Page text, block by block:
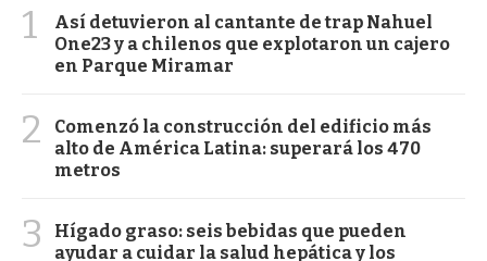
1
Así detuvieron al cantante de trap Nahuel
One23 y a chilenos que explotaron un cajero
en Parque Miramar
2
Comenzó la construcción del edificio más
alto de América Latina: superará los 470
metros
3
Hígado graso: seis bebidas que pueden
ayudar a cuidar la salud hepática y los